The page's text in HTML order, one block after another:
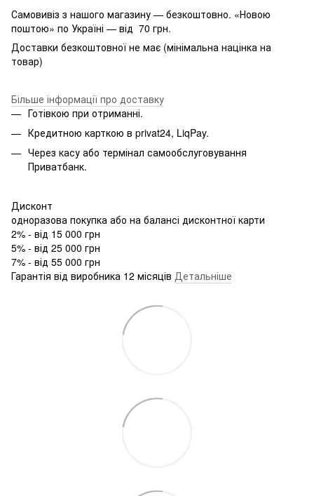
Самовивіз з нашого магазину — безкоштовно. «Новою
поштою» по Україні — від 70 грн.
Доставки безкоштовної не має (мінімальна націнка на
товар)
Більше інформації про доставку
Готівкою при отриманні.
Кредитною карткою в privat24, LiqPay.
Через касу або термінал самообслуговування
Приватбанк.
Дисконт
одноразова покупка або на балансі дисконтної карти
2% - від 15 000 грн
5% - від 25 000 грн
7% - від 55 000 грн
Гарантія від виробника 12 місяців Детальніше